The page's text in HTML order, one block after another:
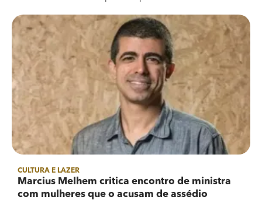
CULTURA E LAZER
Marcius Melhem critica encontro de ministra
com mulheres que o acusam de assédio